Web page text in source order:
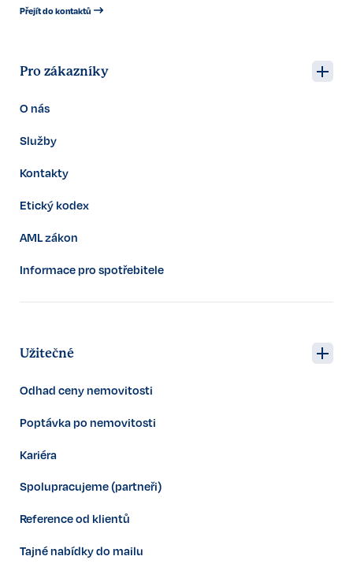
Pro zákazníky
O nás
Služby
Kontakty
Etický kodex
AML zákon
Informace pro spotřebitele
Užitečné
Odhad ceny nemovitosti
Poptávka po nemovitosti
Kariéra
Spolupracujeme (partneři)
Reference od klientů
Tajné nabídky do mailu
Přejít do kontaktů